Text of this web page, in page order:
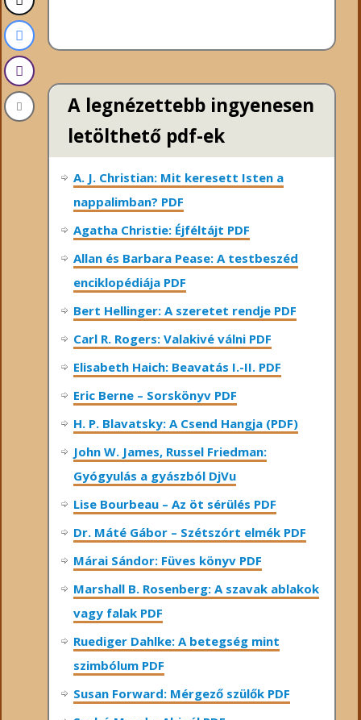
A legnézettebb ingyenesen
letölthető pdf-ek
A. J. Christian: Mit keresett Isten a
nappalimban? PDF
Agatha Christie: Éjféltájt PDF
Allan és Barbara Pease: A testbeszéd
enciklopédiája PDF
Bert Hellinger: A ​szeretet rendje PDF
Carl R. Rogers: Valakivé válni PDF
Elisabeth Haich: Beavatás I.-II. PDF
Eric Berne – Sorskönyv PDF
H. P. Blavatsky: A Csend Hangja (PDF)
John W. James, Russel Friedman:
Gyógyulás a gyászból DjVu
Lise Bourbeau – Az öt sérülés PDF
Dr. Máté Gábor – Szétszórt elmék PDF
Márai Sándor: Füves könyv PDF
Marshall B. Rosenberg: A szavak ablakok
vagy falak PDF
Ruediger Dahlke: A betegség mint
szimbólum PDF
Susan Forward: Mérgező szülők PDF